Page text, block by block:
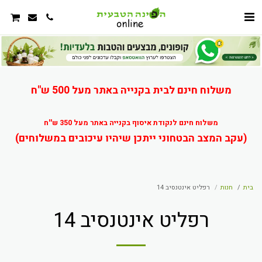
משלוח חינם לבית בקנייה באתר מעל 500 ש"ח
משלוח חינם לנקודת איסוף בקנייה באתר מעל 350 ש''ח
(עקב המצב הבטחוני ייתכן שיהיו עיכובים במשלוחים)
בית חנות רפליט אינטנסיב 14
רפליט אינטנסיב 14